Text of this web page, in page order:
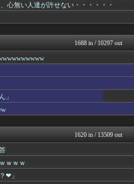
筋肉速報
ｗ...
はーとログ
BIPブログ
ｗｗｗｗ...
なんJクエスト
校行き...
Y...
なんJクエスト
はーとログ
なんJクエスト
まとめCUP
シャ）
VIPPER速報
うしみつ-5chまとめ-
ぶる速-VIP
心無い人達が許せない・・・・・・
1688 in / 10297 out
」
1620 in / 13509 out
ｗｗｗ
❤」